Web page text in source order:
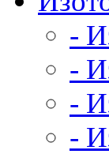
-
-
-
-